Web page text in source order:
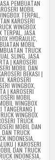
PEMBUATAN
MOBIL
TERPAL
KAROSERI
WINGBOX
TERPAL JASA
HYDRAULIC
MOBIL
TRUCK
SLING JASA
| KAROSERI
MOBIL DAN
BEKASI |
, KAROSERI
WINGBOX
| KAROSERI
MOBIL
WINGBOX
TANGERANG |
WINGBOX
TRUCK
MOBIL DAN
DAN TRUCK
INDONESIA
| KAROSERI
DAN TRUCK
INDONESIA